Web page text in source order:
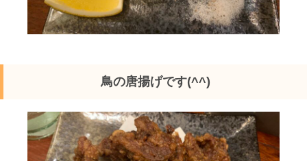
鳥の唐揚げです(^^)